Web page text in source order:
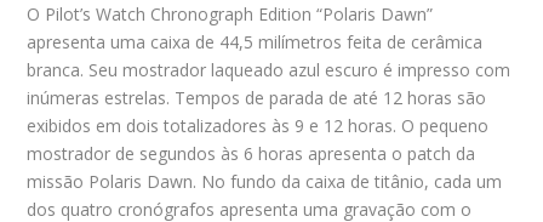
O Pilot’s Watch Chronograph Edition “Polaris Dawn”
apresenta uma caixa de 44,5 milímetros feita de cerâmica
branca. Seu mostrador laqueado azul escuro é impresso com
inúmeras estrelas. Tempos de parada de até 12 horas são
exibidos em dois totalizadores às 9 e 12 horas. O pequeno
mostrador de segundos às 6 horas apresenta o patch da
missão Polaris Dawn. No fundo da caixa de titânio, cada um
dos quatro cronógrafos apresenta uma gravação com o